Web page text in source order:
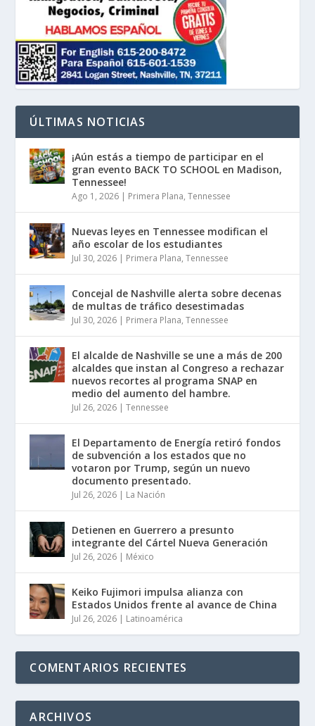
ÚLTIMAS NOTICIAS
¡Aún estás a tiempo de participar en el
gran evento BACK TO SCHOOL en Madison,
Tennessee!
Ago 1, 2026 | Primera Plana,Tennessee
Nuevas leyes en Tennessee modifican el
año escolar de los estudiantes
Jul 30, 2026 | Primera Plana,Tennessee
Concejal de Nashville alerta sobre decenas
de multas de tráfico desestimadas
Jul 30, 2026 | Primera Plana,Tennessee
El alcalde de Nashville se une a más de 200
alcaldes que instan al Congreso a rechazar
nuevos recortes al programa SNAP en
medio del aumento del hambre.
Jul 26, 2026 |Tennessee
El Departamento de Energía retiró fondos
de subvención a los estados que no
votaron por Trump, según un nuevo
documento presentado.
Jul 26, 2026 | La Nación
Detienen en Guerrero a presunto
integrante del Cártel Nueva Generación
Jul 26, 2026 | México
Keiko Fujimori impulsa alianza con
Estados Unidos frente al avance de China
Jul 26, 2026 | Latinoamérica
COMENTARIOS RECIENTES
ARCHIVOS